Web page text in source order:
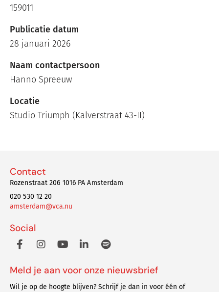
159011
Publicatie datum
28 januari 2026
Naam contactpersoon
Hanno Spreeuw
Locatie
Studio Triumph (Kalverstraat 43-II)
Contact
Rozenstraat 206 1016 PA Amsterdam
020 530 12 20
amsterdam@vca.nu
Social
Meld je aan voor onze nieuwsbrief
Wil je op de hoogte blijven? Schrijf je dan in voor één of